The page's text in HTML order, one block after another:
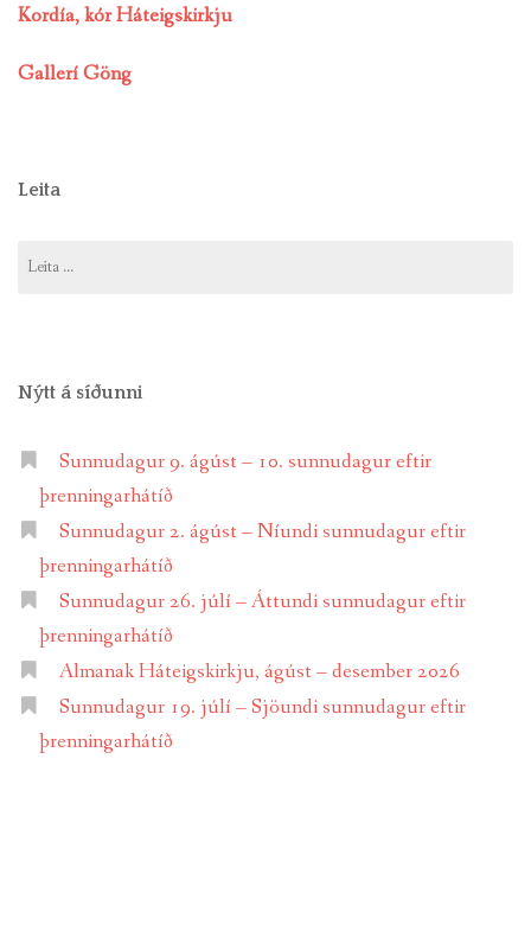
Kordía, kór Háteigskirkju
Gallerí Göng
Leita
að:
Nýtt á síðunni
Sunnudagur 9. ágúst – 10. sunnudagur eftir
þrenningarhátíð
Sunnudagur 2. ágúst – Níundi sunnudagur eftir
þrenningarhátíð
Sunnudagur 26. júlí – Áttundi sunnudagur eftir
þrenningarhátíð
Almanak Háteigskirkju, ágúst – desember 2026
Sunnudagur 19. júlí – Sjöundi sunnudagur eftir
þrenningarhátíð